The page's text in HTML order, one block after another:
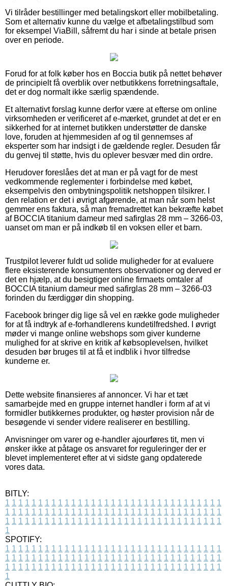
Vi tilråder bestillinger med betalingskort eller mobilbetaling.
Som et alternativ kunne du vælge et afbetalingstilbud som
for eksempel ViaBill, såfremt du har i sinde at betale prisen
over en periode.
Forud for at folk køber hos en Boccia butik på nettet behøver
de principielt få overblik over netbutikkens forretningsaftale,
det er dog normalt ikke særlig spændende.
Et alternativt forslag kunne derfor være at efterse om online
virksomheden er verificeret af e-mærket, grundet at det er en
sikkerhed for at internet butikken understøtter de danske
love, foruden at hjemmesiden af og til gennemses af
eksperter som har indsigt i de gældende regler. Desuden får
du genvej til støtte, hvis du oplever besvær med din ordre.
Herudover foreslåes det at man er på vagt for de mest
vedkommende reglementer i forbindelse med købet,
eksempelvis den ombytningspolitik netshoppen tilsikrer. I
den relation er det i øvrigt afgørende, at man når som helst
gemmer ens faktura, så man fremadrettet kan bekræfte købet
af BOCCIA titanium dameur med safirglas 28 mm – 3266-03,
uanset om man er på indkøb til en voksen eller et barn.
Trustpilot leverer fuldt ud solide muligheder for at evaluere
flere eksisterende konsumenters observationer og derved er
det en hjælp, at du besigtiger online firmaets omtaler af
BOCCIA titanium dameur med safirglas 28 mm – 3266-03
forinden du færdiggør din shopping.
Facebook bringer dig lige så vel en række gode muligheder
for at få indtryk af e-forhandlerens kundetilfredshed. I øvrigt
møder vi mange online webshops som giver kunderne
mulighed for at skrive en kritik af købsoplevelsen, hvilket
desuden bør bruges til at få et indblik i hvor tilfredse
kunderne er.
Dette website finansieres af annoncer. Vi har et tæt
samarbejde med en gruppe internet handler i form af at vi
formidler butikkernes produkter, og høster provision når de
besøgende vi sender videre realiserer en bestilling.
Anvisninger om varer og e-handler ajourføres tit, men vi
ønsker ikke at påtage os ansvaret for reguleringer der er
blevet implementeret efter at vi sidste gang opdaterede
vores data.
BITLY:
1 1 1 1 1 1 1 1 1 1 1 1 1 1 1 1 1 1 1 1 1 1 1 1 1 1 1 1 1 1 1 1 1
1 1 1 1 1 1 1 1 1 1 1 1 1 1 1 1 1 1 1 1 1 1 1 1 1 1 1 1 1 1 1 1 1
1 1 1 1 1 1 1 1 1 1 1 1 1 1 1 1 1 1 1 1 1 1 1 1 1 1 1 1 1 1 1 1 1
1
SPOTIFY:
1 1 1 1 1 1 1 1 1 1 1 1 1 1 1 1 1 1 1 1 1 1 1 1 1 1 1 1 1 1 1 1 1
1 1 1 1 1 1 1 1 1 1 1 1 1 1 1 1 1 1 1 1 1 1 1 1 1 1 1 1 1 1 1 1 1
1 1 1 1 1 1 1 1 1 1 1 1 1 1 1 1 1 1 1 1 1 1 1 1 1 1 1 1 1 1 1 1 1
1